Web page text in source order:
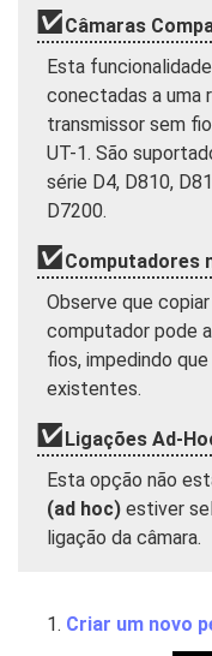
Câmaras
Esta
conectadas a uma
transmissor sem
UT-1. São
série D4, D810,
D7200.
Computadores
Observe que
computador pode
fios, impedindo
existentes.
Ligações Ad-
Esta opção não
(ad hoc) estiver
ligação da câmara.
Criar um novo